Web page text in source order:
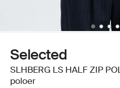
Selected
SLHBERG LS HALF ZIP
poloer